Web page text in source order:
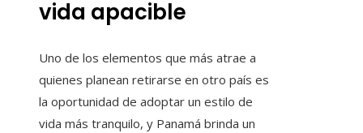
vida apacible
Uno de los elementos que más atrae a
quienes planean retirarse en otro país es
la oportunidad de adoptar un estilo de
vida más tranquilo, y Panamá brinda un